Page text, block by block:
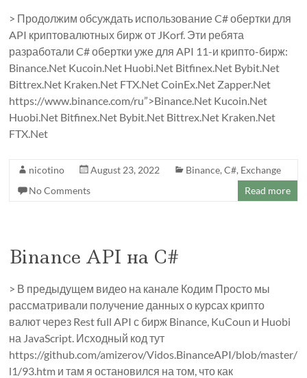
> Продолжим обсуждать использование C# обертки для
API криптовалютных бирж от JKorf. Эти ребята
разработали C# обертки уже для API 11-и крипто-бирж:
Binance.Net Kucoin.Net Huobi.Net Bitfinex.Net Bybit.Net
Bittrex.Net Kraken.Net FTX.Net CoinEx.Net Zapper.Net
https://www.binance.com/ru”>Binance.Net Kucoin.Net
Huobi.Net Bitfinex.Net Bybit.Net Bittrex.Net Kraken.Net
FTX.Net
nicotino August 23, 2022 Binance,C#, Exchange
No Comments
Read more
Binance API на C#
> В предыдущем видео на канале Кодим Просто мы
рассматривали получение данных о курсах крипто
валют через Rest full API с бирж Binance, KuCoun и Huobi
на JavaScript. Исходный код тут
https://github.com/amizerov/Vidos.BinanceAPI/blob/master/
l1/93.htm и там я остановился на том, что как